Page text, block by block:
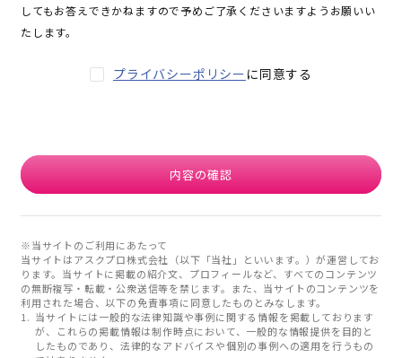
してもお答えできかねますので予めご了承くださいますようお願いい
たします。
プライバシーポリシー に同意する
内容の確認
※当サイトのご利用にあたって
当サイトはアスクプロ株式会社（以下「当社」といいます。）が運営してお
ります。当サイトに掲載の紹介文、プロフィールなど、すべてのコンテンツ
の無断複写・転載・公衆送信等を禁じます。また、当サイトのコンテンツを
利用された場合、以下の免責事項に同意したものとみなします。
当サイトには一般的な法律知識や事例に関する情報を掲載しております
が、これらの掲載情報は制作時点において、一般的な情報提供を目的と
したものであり、法律的なアドバイスや個別の事例への適用を行うもの